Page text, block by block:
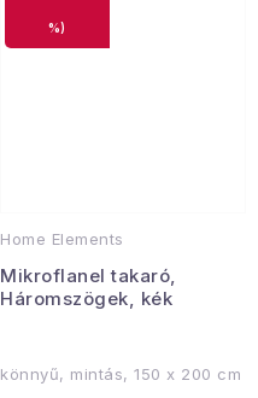
Home Elements
Mikroflanel takaró,
Háromszögek, kék
%)
könnyű, mintás, 150 x 200 cm